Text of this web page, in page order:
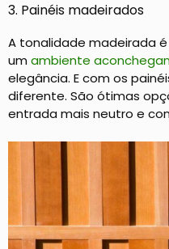
3. Painéis madeirados
A tonalidade madeirada
um ambiente
elegância. E com os
diferente. São ótimas
entrada mais neutro e